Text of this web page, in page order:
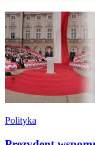
Polityka